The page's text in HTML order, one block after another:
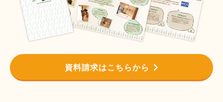
資料請求はこちらから